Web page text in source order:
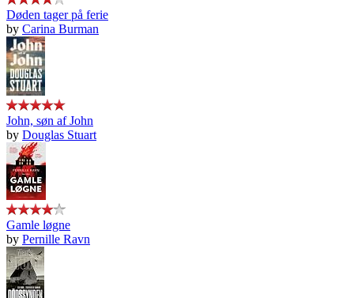
Døden tager på ferie
by Carina Burman
John, søn af John
by Douglas Stuart
Gamle løgne
by Pernille Ravn